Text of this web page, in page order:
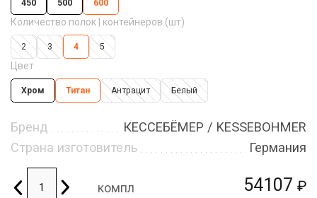
54107 ₽
450 500 600
Количество полок | контейнеров (шт)
2 3 4 5
Цвет
Хром Титан Антрацит Белый
Бренд
КЕССЕБЁМЕР / KESSEBOHMER
Страна изготовитель
Германия
компл